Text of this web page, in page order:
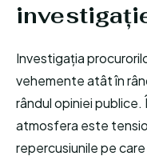
Investigația
vehemente atât în
rândul opiniei publice.
atmosfera este
repercusiunile pe